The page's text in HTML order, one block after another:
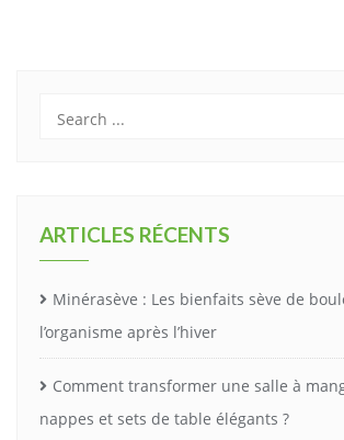
ARTICLES RÉCENTS
Minérasève : Les bienfaits sève de
l’organisme après l’hiver
Comment transformer une salle à
nappes et sets de table élégants ?